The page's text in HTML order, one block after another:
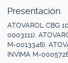
Presentación.
ATOVAROL CBG
0003111).
M-0013346).
INVIMA M-